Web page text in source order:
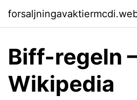
Biff-regeln
Wikipedia